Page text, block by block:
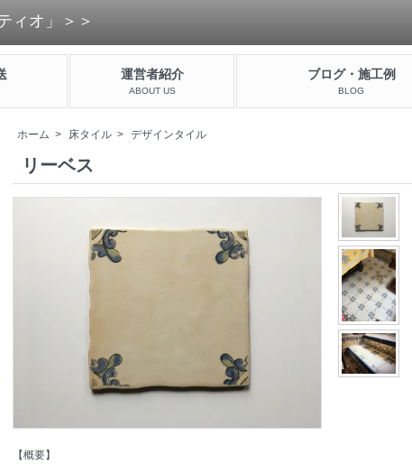
ィオ」＞＞
運営者紹介
ABOUT US
ブログ・施工例
BLOG
ホーム > 床タイル > デザインタイル
リーベス
【概要】